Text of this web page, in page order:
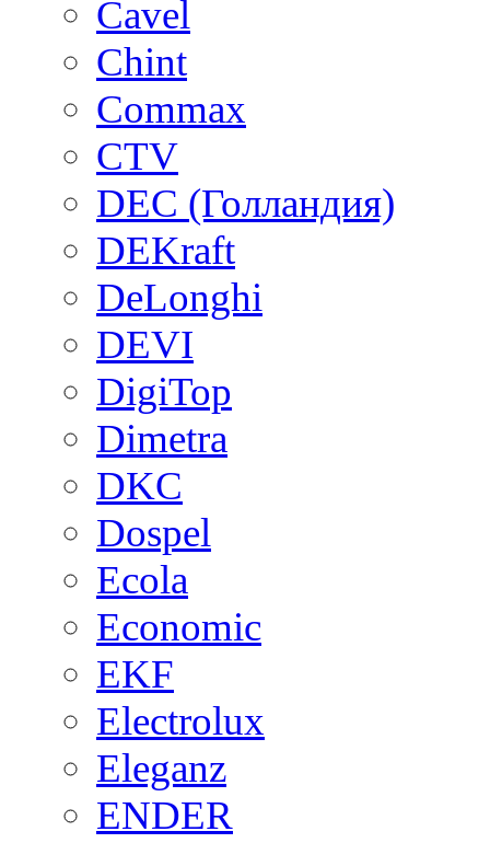
Cavel
Chint
Commax
CTV
DEC (Голландия)
DEKraft
DeLonghi
DEVI
DigiTop
Dimetra
DKC
Dospel
Ecola
Economic
EKF
Electrolux
Eleganz
ENDER